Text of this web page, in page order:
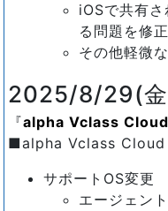
iOSで共有
る問題を修
その他軽微
2025/8/29(
alpha Vclass Cloud
■alpha Vclass Cloud
サポートOS変更
エージェン